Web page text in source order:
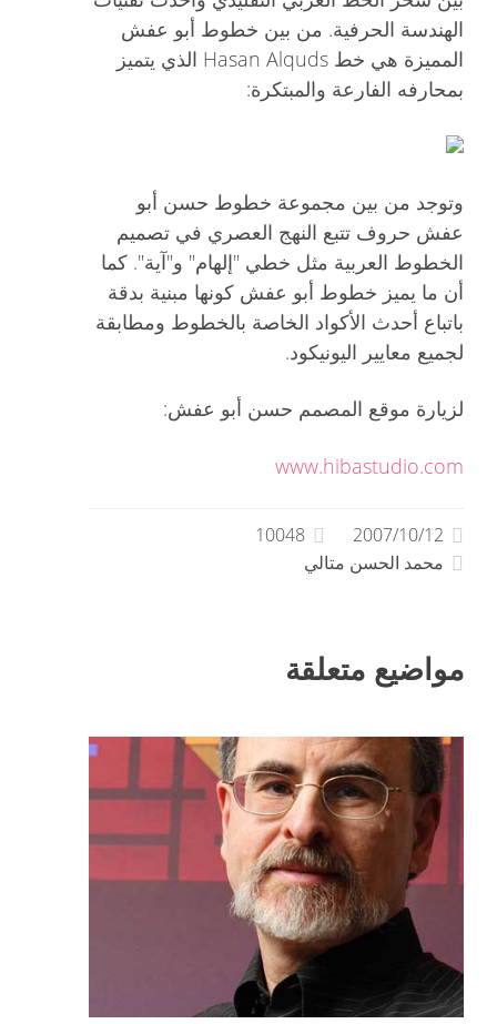
الهندسة الحرفية. من بين خطوط أبو عفش
المميزة هي خط Hasan Alquds الذي يتميز
بمحارفه الفارعة والمبتكرة:
وتوجد من بين مجموعة خطوط حسن أبو
عفش حروف تتبع النهج العصري في تصميم
الخطوط العربية مثل خطي "إلهام" و"آية". كما
أن ما يميز خطوط أبو عفش كونها مبنية بدقة
باتباع أحدث الأكواد الخاصة بالخطوط ومطابقة
لجميع معايير اليونيكود.
لزيارة موقع المصمم حسن أبو عفش:
www.hibastudio.com
2007/10/12
10048
محمد الحسن متالي
مواضيع متعلقة